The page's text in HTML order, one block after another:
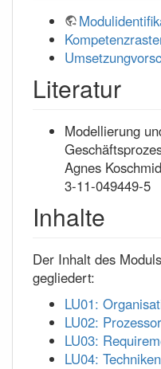
Literatur
Modellierung
Agnes
3-11-049449-5
Inhalte
Der Inhalt des
gegliedert:
LU01:
LU02:
LU03:
LU04: